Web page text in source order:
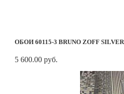
ОБОИ 60115-3 BRUNO ZOFF SILVER
5 600.00 руб.